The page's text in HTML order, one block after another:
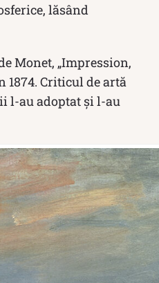
lăsând
Monet, „Impression,
1874. Criticul de artă
l-au adoptat și l-au